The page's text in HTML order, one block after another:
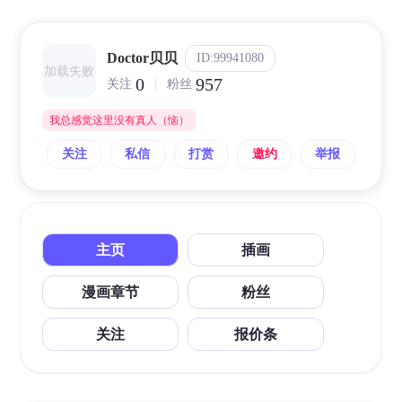
加载失败
Doctor贝贝
ID:99941080
关注 0 粉丝 957
我总感觉这里没有真人（恼）
关注 私信 打赏 邀约 举报
主页 插画
漫画章节 粉丝
关注 报价条